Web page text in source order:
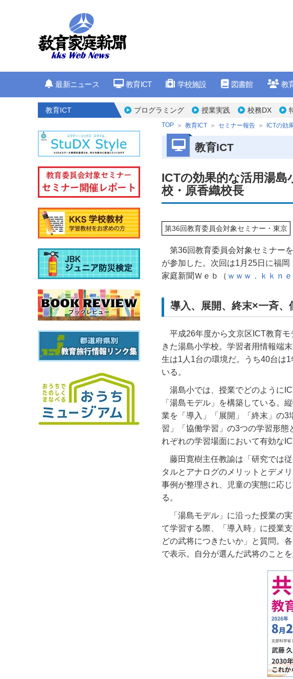
最新ニュース 教育ICT 学校施設 図書館 教
教育ICT プログラミング 授業実践 校務DX
TOP 教育ICT セミナー報告 ICTの効
教育ICT
ICTの効果的な活用湯
校・原香織校長
第36回教育委員会対象セミナー・東京
第36回教育委員会対象セミナー
が参加した。次回は1月25日に福
家庭新聞Ｗｅｂ（ ｗｗｗ．ｋｋｎ
導入、展開、終末×一斉
平成26年度から文京区ICT教育
きた湯島小学校。学習者用情報端
生は1人1台の環境だ。うち40台は
いる。
湯島小では、授業でどのように
「湯島モデル」を構築している。
業を「導入」「展開」「終末」の
習」「協働学習」の3つの学習形
れぞれの学習場面において有効な
藤田寛樹主任教諭は「研究では
タルとアナログのメリットとデメ
事例が整理され、児童の実態に応
る。
「湯島モデル」に沿った授業の
て学習する際、「導入時」に授業
どの武将につきたいか」と質問。
で表示。自分が選んだ武将のこと